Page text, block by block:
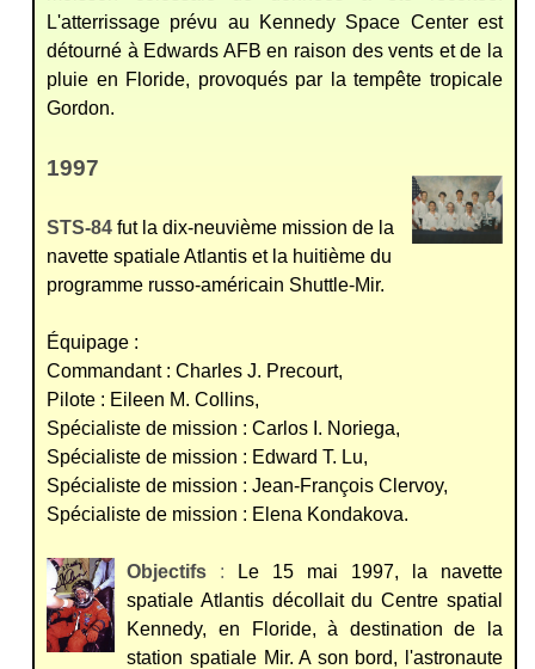
L'atterrissage prévu au Kennedy Space Center est
détourné à Edwards AFB en raison des vents et de la
pluie en Floride, provoqués par la tempête tropicale
Gordon.
1997
STS-84 fut la dix-neuvième mission de la
navette spatiale Atlantis et la huitième du
programme russo-américain Shuttle-Mir.
Équipage :
Commandant : Charles J. Precourt,
Pilote : Eileen M. Collins,
Spécialiste de mission : Carlos I. Noriega,
Spécialiste de mission : Edward T. Lu,
Spécialiste de mission : Jean-François Clervoy,
Spécialiste de mission : Elena Kondakova.
Objectifs :
Le 15 mai 1997, la navette
spatiale Atlantis décollait du Centre spatial
Kennedy, en Floride, à destination de la
station spatiale Mir. A son bord, l'astronaute